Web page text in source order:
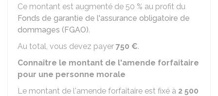
Ce montant est augmenté de 50 % au profit du
Fonds de garantie de l'assurance obligatoire de
dommages (FGAO).
Au total, vous devez payer 750 €.
Connaître le montant de l'amende forfaitaire
pour une personne morale
Le montant de l'amende forfaitaire est fixé à 2 500